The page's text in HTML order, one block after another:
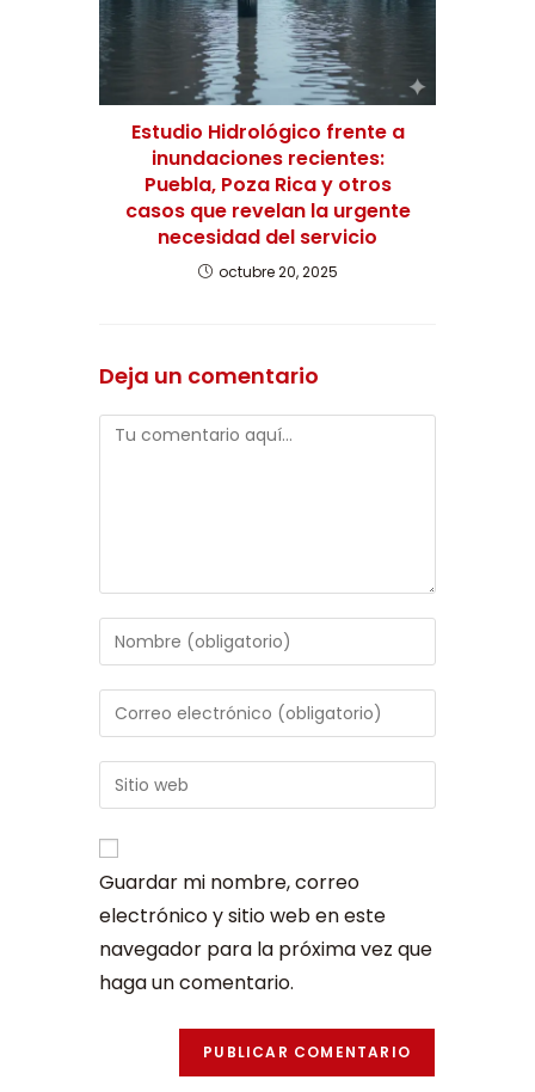
Estudio Hidrológico frente a
inundaciones recientes:
Puebla, Poza Rica y otros
casos que revelan la urgente
necesidad del servicio
octubre 20, 2025
Deja un comentario
Guardar mi nombre, correo
electrónico y sitio web en este
navegador para la próxima vez que
haga un comentario.